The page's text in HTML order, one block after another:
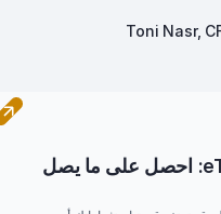
Toni Nasr,
مكافأة ترحيبية حصرية من eToro: احصل على ما يصل